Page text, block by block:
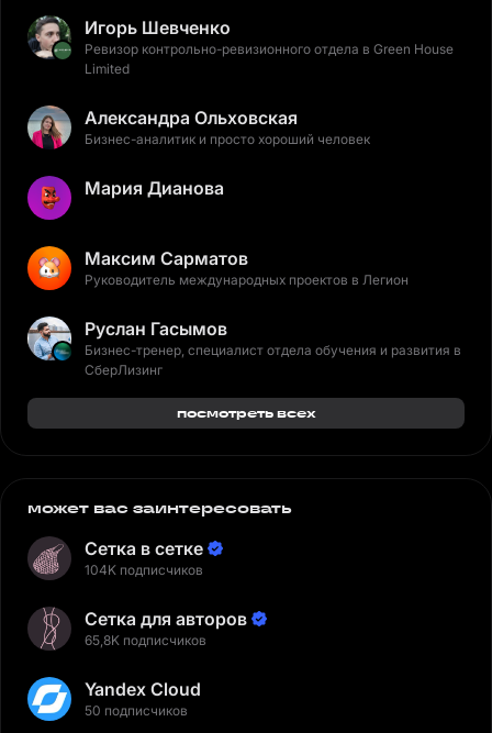
Игорь Шевченко
Ревизор контрольно-ревизионного отдела в Green House
Limited
Александра Ольховская
Бизнес-аналитик и просто хороший человек
Мария Дианова
Максим Сарматов
Руководитель международных проектов в Легион
Руслан Гасымов
Бизнес-тренер, специалист отдела обучения и развития в
СберЛизинг
посмотреть всех
может вас заинтересовать
Сетка в сетке
104K подписчиков
Сетка для авторов
65,8K подписчиков
Yandex Cloud
50 подписчиков